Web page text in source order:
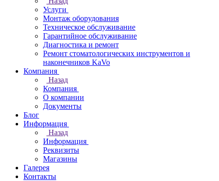
Услуги
Монтаж оборудования
Техническое обслуживание
Гарантийное обслуживание
Диагностика и ремонт
Ремонт стоматологических инструментов и
наконечников KaVo
Компания
Назад
Компания
О компании
Документы
Блог
Информация
Назад
Информация
Реквизиты
Магазины
Галерея
Контакты